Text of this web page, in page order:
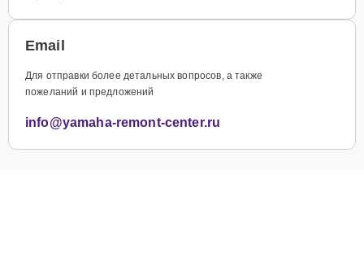
Email
Для отправки более детальных вопросов, а также
пожеланий и предложений
info@yamaha-remont-center.ru